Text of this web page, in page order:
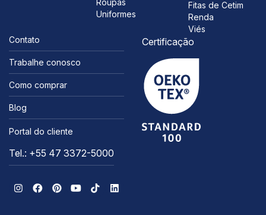
Uniformes
Fitas de Cetim
Renda
Viés
Contato
Trabalhe conosco
Como comprar
Blog
Portal do cliente
Tel.: +55 47 3372-5000
Certificação